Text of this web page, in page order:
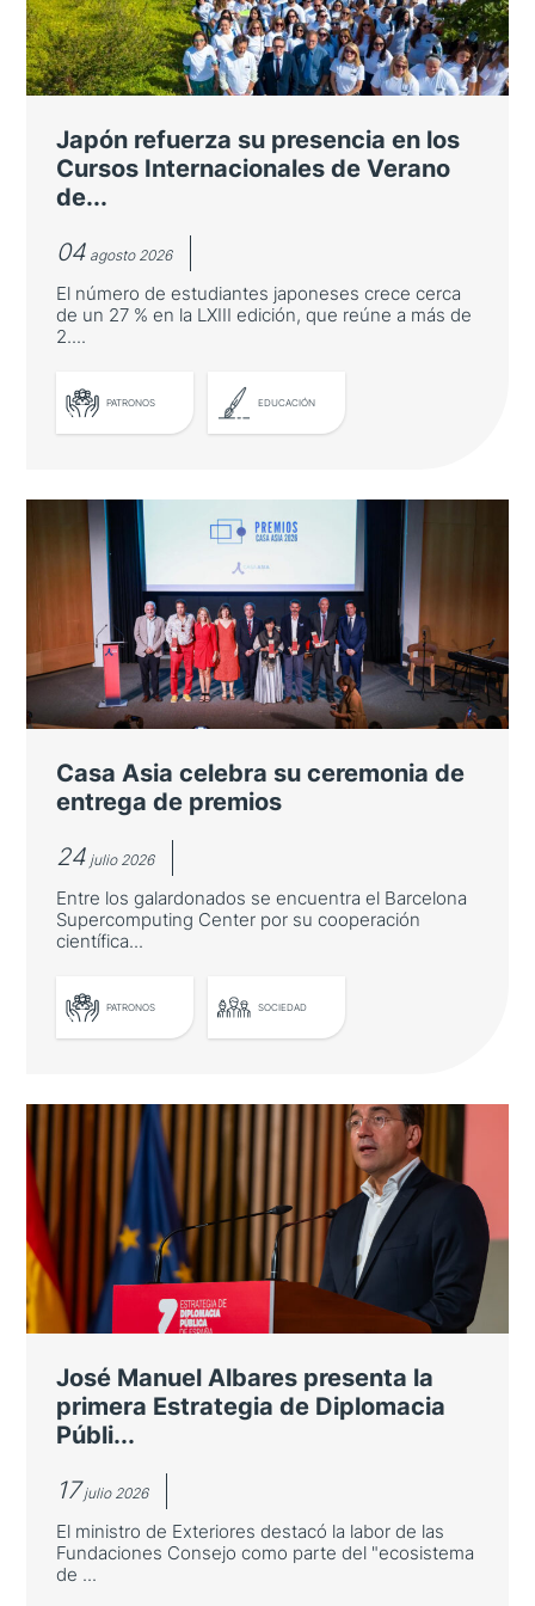
Japón refuerza su presencia en los
Cursos Internacionales de Verano
de...
04 agosto 2026
El número de estudiantes japoneses crece cerca
de un 27 % en la LXIII edición, que reúne a más de
2....
PATRONOS EDUCACIÓN
Japón refuerza su presencia en los
Cursos Internacionales de Verano
de la Universidad de Salamanca
El número de estudiantes japoneses crece
cerca de un 27 % en la LXIII edición, que
reúne a más de 2.700 participantes de 80
Casa Asia celebra su ceremonia de
entrega de premios
24 julio 2026
Entre los galardonados se encuentra el Barcelona
Supercomputing Center por su cooperación
científica...
PATRONOS SOCIEDAD
Casa Asia celebra su ceremonia de
entrega de premios
Entre los galardonados se encuentra el
Barcelona Supercomputing Center por su
cooperación científica con Japón
José Manuel Albares presenta la
primera Estrategia de Diplomacia
Públi...
17 julio 2026
El ministro de Exteriores destacó la labor de las
Fundaciones Consejo como parte del "ecosistema
de ...